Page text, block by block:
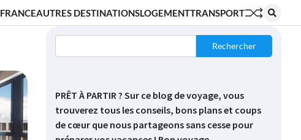
FRANCEAUTRES DESTINATIONSLOGEMENTTRANSPORT
Rechercher
PRÊT À PARTIR ? Sur ce blog de voyage, vous
trouverez tous les conseils, bons plans et coups
de cœur que nous partageons sans cesse pour